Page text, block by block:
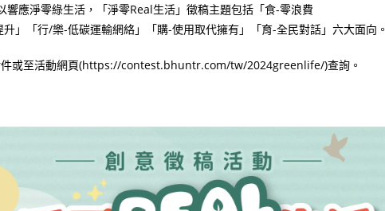
應淨零綠生活，「淨零Real生活」徵稿主題包括「食-零浪費
」「行/樂-低碳運輸網絡」「購-使用取代擁有」「育-全民對話」六大面向。
件或至活動網頁(https://contest.bhuntr.com/tw/2024greenlife/)查詢。